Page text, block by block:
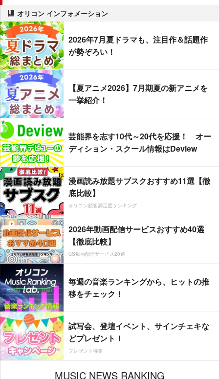
オリコン インフォメーション
2026年7月夏ドラマも、注目作＆話題作
が勢ぞろい！
【夏アニメ2026】7月期夏の新アニメを
一挙紹介！
芸能界を志す10代～20代を応援！ オー
ディション・スクール情報はDeview
漫画読み放題サブスクおすすめ11選【徹
底比較】
オリコン顧客満足度ランキング
2026年動画配信サービスおすすめ40選
【徹底比較】
CS動画配信サービス20選
毎週の音楽ランキングから、ヒットの推
移をチェック！
試写会、登壇イベント、サインチェキな
どプレゼント！
プレゼント特集
MUSIC NEWS RANKING